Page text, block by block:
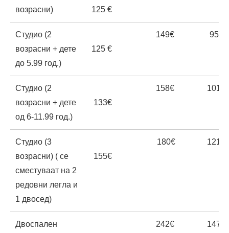
возрасни)
125 €
Студио (2
возрасни + дете
до 5.99 год.)
125 €
149€ 95€
Студио (2
возрасни + дете
од 6-11.99 год.)
133€
158€ 101€
Студио (3
возрасни) ( се
сместуваат на 2
редовни легла и
1 двосед)
155€
180€ 121€
Двоспален
242€ 147€